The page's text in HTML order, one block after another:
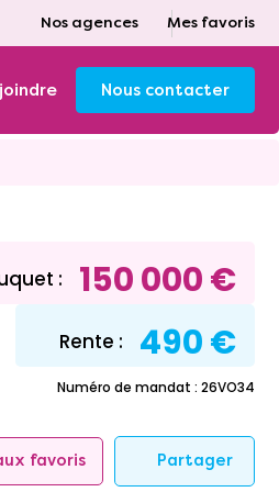
Nos agences Mes favoris
Nous contacter
: 150 000 €
Rente : 490 €
Numéro de mandat : 26VO34
favoris Partager